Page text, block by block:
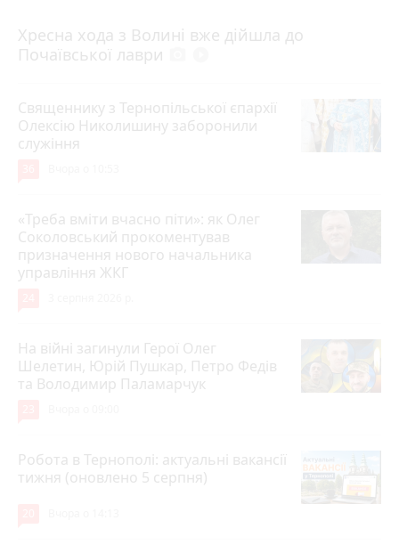
Хресна хода з Волині вже дійшла до
Почаївської лаври
Священнику з Тернопільської єпархії
Олексію Николишину заборонили
служіння
«Треба вміти вчасно піти»: як Олег
Соколовський прокоментував
призначення нового начальника
управління ЖКГ
На війні загинули Герої Олег
Шелетин, Юрій Пушкар, Петро Федів
та Володимир Паламарчук
Робота в Тернополі: актуальні вакансії
тижня (оновлено 5 серпня)